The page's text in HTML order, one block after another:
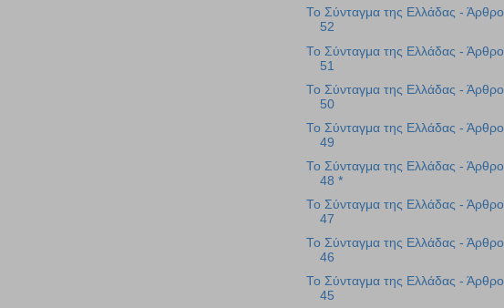
Το Σύνταγμα της Ελλάδας - Άρθρο
52
Το Σύνταγμα της Ελλάδας - Άρθρο
51
Το Σύνταγμα της Ελλάδας - Άρθρο
50
Το Σύνταγμα της Ελλάδας - Άρθρο
49
Το Σύνταγμα της Ελλάδας - Άρθρο
48 *
Το Σύνταγμα της Ελλάδας - Άρθρο
47
Το Σύνταγμα της Ελλάδας - Άρθρο
46
Το Σύνταγμα της Ελλάδας - Άρθρο
45